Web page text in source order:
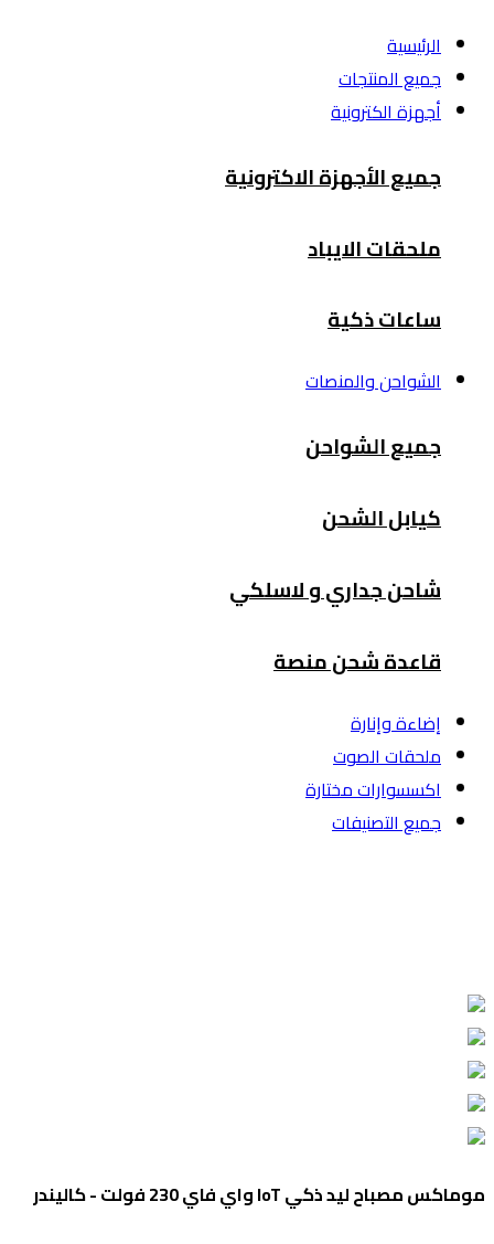
الرئيسية
جميع المنتجات
أجهزة الكترونية
جميع الأجهزة الاكترونية
ملحقات الايباد
ساعات ذكية
الشواحن والمنصات
جميع الشواحن
كيابل الشحن
شاحن جداري و لاسلكي
قاعدة شحن منصة
إضاءة وإنارة
ملحقات الصوت
اكسسوارات مختارة
جميع التصنيفات
موماكس مصباح ليد ذكي IoT واي فاي 230 فولت - كاليندر